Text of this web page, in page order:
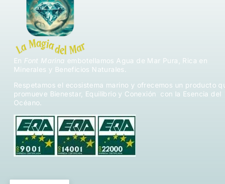
En Font Marina embotellamos Agua de Mar Pura, Rica en
Minerales y Beneficios Naturales.
Respetamos el ecosistema marino y ofrecemos un producto
promueve Bienestar, Equilibrio y Conexión con la Esencia del
Océano.